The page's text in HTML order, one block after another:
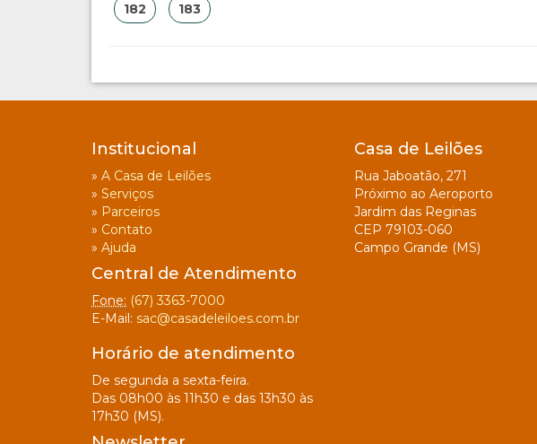
182 183
Institucional
» A Casa de Leilões
» Serviços
» Parceiros
» Contato
» Ajuda
Central de Atendimento
Fone: (67) 3363-7000
E-Mail: sac@casadeleiloes.com.br
Horário de atendimento
De segunda a sexta-feira.
Das 08h00 às 11h30 e das 13h30 às
17h30 (MS).
Casa de Leilões
Rua Jaboatão, 271
Próximo ao Aeroporto
Jardim das Reginas
CEP 79103-060
Campo Grande (MS)